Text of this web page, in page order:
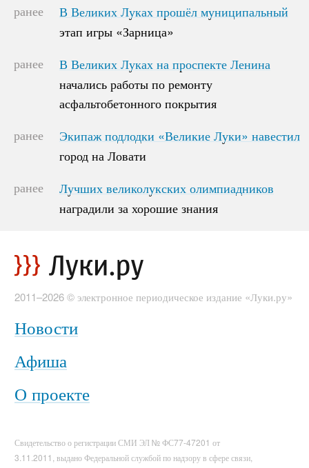
ранее
В Великих Луках прошёл муниципальный
этап игры «Зарница»
В Великих Луках прошёл муниципальный
этап игры «Зарница»
ранее
В Великих Луках на проспекте Ленина
начались работы по ремонту
асфальтобетонного покрытия
В Великих Луках на проспекте Ленина
начались работы по ремонту
асфальтобетонного покрытия
ранее
Экипаж подлодки «Великие Луки» навестил
город на Ловати
Экипаж подлодки «Великие Луки» навестил
город на Ловати
ранее
Лучших великолукских олимпиадников
наградили за хорошие знания
Лучших великолукских олимпиадников
наградили за хорошие знания
2011–2026 © электронное периодическое издание «Луки.ру»
Новости
Афиша
О проекте
Свидетельство о регистрации СМИ ЭЛ № ФС77-47201 от
3.11.2011, выдано Федеральной службой по надзору в сфере связи,